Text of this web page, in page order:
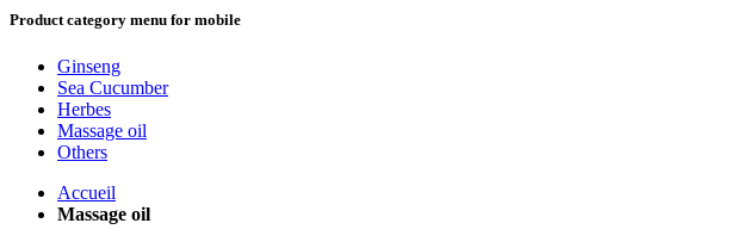
Product category menu for mobile
Ginseng
Sea Cucumber
Herbes
Massage oil
Others
Accueil
Massage oil